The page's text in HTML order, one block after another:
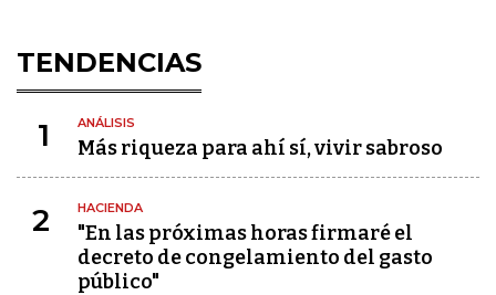
TENDENCIAS
1 ANÁLISIS
Más riqueza para ahí sí, vivir sabroso
2 HACIENDA
"En las próximas horas firmaré el
decreto de congelamiento del gasto
público"